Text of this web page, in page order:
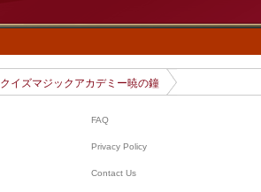
クイズマジックアカデミー暁の鐘
FAQ
Privacy Policy
Contact Us